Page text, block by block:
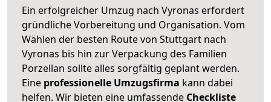
Ein erfolgreicher Umzug nach Vyronas erfordert
gründliche Vorbereitung und Organisation. Vom
Wählen der besten Route von Stuttgart nach
Vyronas bis hin zur Verpackung des Familien
Porzellan sollte alles sorgfältig geplant werden.
Eine professionelle Umzugsfirma kann dabei
helfen. Wir bieten eine umfassende Checkliste